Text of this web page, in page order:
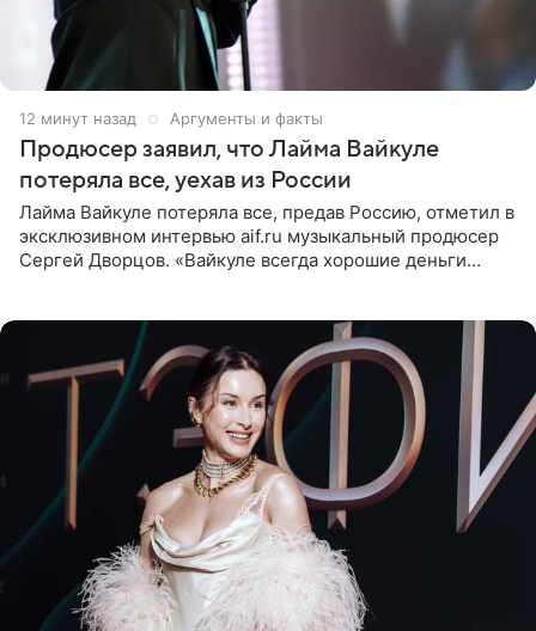
13 минут назад Аргументы и факты
Продюсер заявил, что Лайма Вайкуле
потеряла все, уехав из России
Лайма Вайкуле потеряла все, предав Россию, отметил в
эксклюзивном интервью aif.ru музыкальный продюсер
Сергей Дворцов. «Вайкуле всегда хорошие деньги